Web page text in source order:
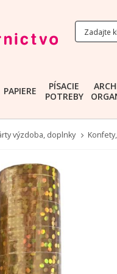
PAPIERE
PÍSACIE
POTREBY
výzdoba, doplnky